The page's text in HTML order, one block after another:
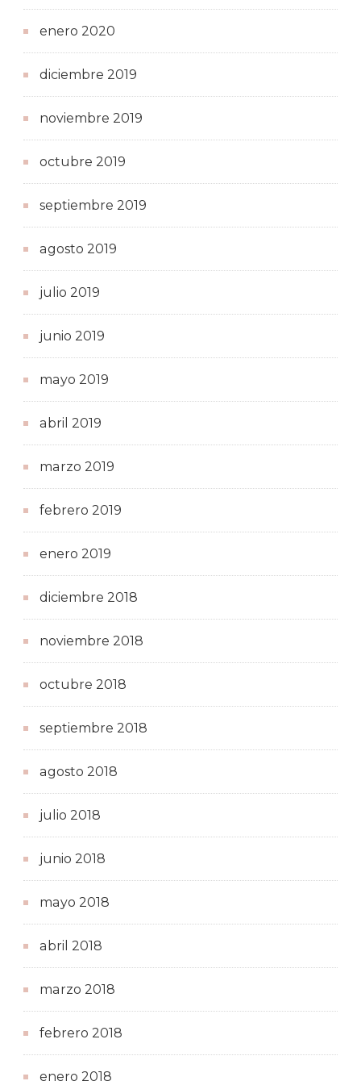
enero 2020
diciembre 2019
noviembre 2019
octubre 2019
septiembre 2019
agosto 2019
julio 2019
junio 2019
mayo 2019
abril 2019
marzo 2019
febrero 2019
enero 2019
diciembre 2018
noviembre 2018
octubre 2018
septiembre 2018
agosto 2018
julio 2018
junio 2018
mayo 2018
abril 2018
marzo 2018
febrero 2018
enero 2018